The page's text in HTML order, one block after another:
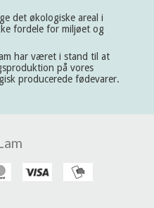
det økologiske areal i
fordele for miljøet og
har været i stand til at
på vores
producerede fødevarer.